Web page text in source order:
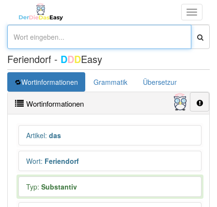
Toggle
Feriendorf - DDDEasy
Wortinformationen Grammatik Übersetzung
Wortinformationen
Artikel: das
Wort: Feriendorf
Typ: Substantiv